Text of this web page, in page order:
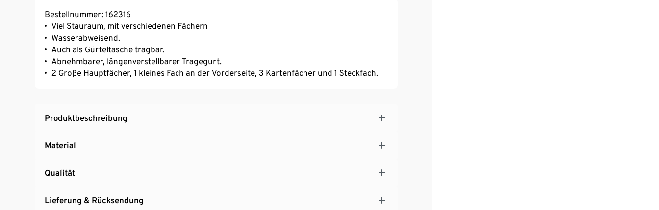
Bestellnummer: 162316
Viel Stauraum, mit verschiedenen Fächern
Wasserabweisend.
Auch als Gürteltasche tragbar.
Abnehmbarer, längenverstellbarer Tragegurt.
2 Große Hauptfächer, 1 kleines Fach an der Vorderseite, 3 Kartenfächer und 1 Steckfach.
Produktbeschreibung
Material
Qualität
Lieferung & Rücksendung